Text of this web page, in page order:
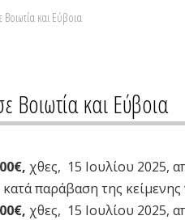
Βοιωτία και Εύβοια
Βοιωτία και Εύβοια
χθες, 15 Ιουλίου 2025,
παράβαση της κείμενης
χθες, 15 Ιουλίου 2025,